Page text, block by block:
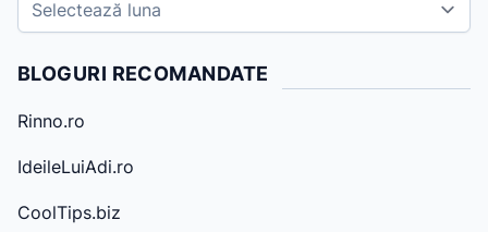
r
i
v
BLOGURI RECOMANDATE
Rinno.ro
IdeileLuiAdi.ro
CoolTips.biz